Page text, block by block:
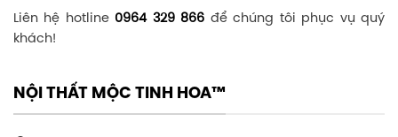
Liên hệ hotline 0964 329 866 để chúng tôi phục vụ quý
khách!
NỘI THẤT MỘC TINH HOA™